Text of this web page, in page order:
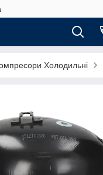
Холодильні